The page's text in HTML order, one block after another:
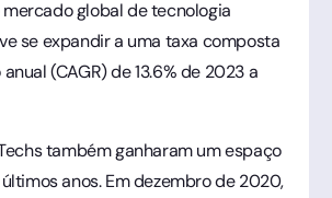
global de tecnologia
se expandir a uma taxa composta
(CAGR) de 13.6% de 2023 a
também ganharam um espaço
anos. Em dezembro de 2020,